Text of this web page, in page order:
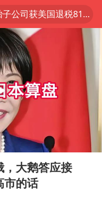
贵州轮胎子公司获美国退税8136万
中方回应是否开采太平洋海底稀土资源
外交部发言人就广岛核爆81周年等答记者问
把节
影响中国已成定局
成新版全月地质图
都在等7号
，大鹅答应接
市的话